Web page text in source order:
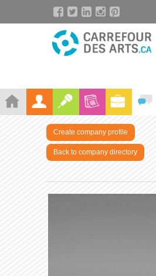
Create company profile
Back to company directory